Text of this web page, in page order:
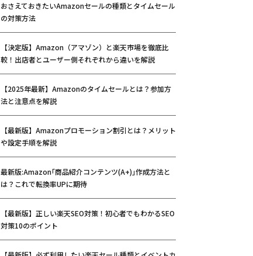
おさえておきたいAmazonセールの種類とタイムセール
の対策方法
【決定版】Amazon（アマゾン）と楽天市場を徹底比
較！出店者とユーザー側それぞれから違いを解説
【2025年最新】Amazonのタイムセールとは？参加方
法と注意点を解説
【最新版】Amazonプロモーション割引とは？メリット
や設定手順を解説
最新版:Amazon｢商品紹介コンテンツ(A+)｣作成方法と
は？これで転換率UPに期待
【最新版】正しい楽天SEO対策！初心者でもわかるSEO
対策10のポイント